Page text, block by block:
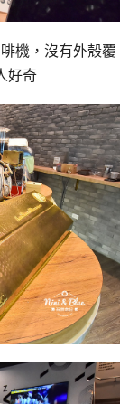
機，沒有外殼覆
好奇